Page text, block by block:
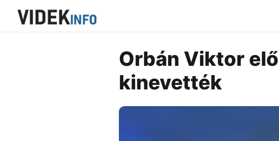
Orbán Viktor
kinevették